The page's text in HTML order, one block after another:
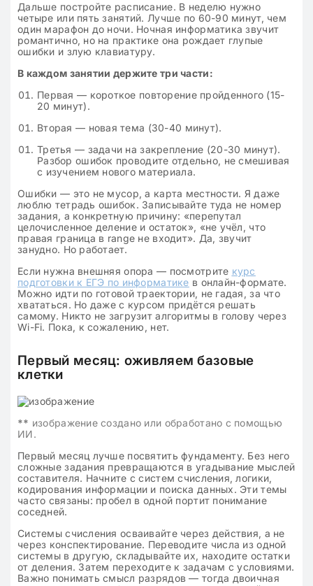
Дальше постройте расписание. В неделю нужно
четыре или пять занятий. Лучше по 60-90 минут, чем
один марафон до ночи. Ночная информатика звучит
романтично, но на практике она рождает глупые
ошибки и злую клавиатуру.
В каждом занятии держите три части:
Первая — короткое повторение пройденного (15-
20 минут).
Вторая — новая тема (30-40 минут).
Третья — задачи на закрепление (20-30 минут).
Разбор ошибок проводите отдельно, не смешивая
с изучением нового материала.
Ошибки — это не мусор, а карта местности. Я даже
люблю тетрадь ошибок. Записывайте туда не номер
задания, а конкретную причину: «перепутал
целочисленное деление и остаток», «не учёл, что
правая граница в range не входит». Да, звучит
занудно. Но работает.
Если нужна внешняя опора — посмотрите курс
подготовки к ЕГЭ по информатике в онлайн-формате.
Можно идти по готовой траектории, не гадая, за что
хвататься. Но даже с курсом придётся решать
самому. Никто не загрузит алгоритмы в голову через
Wi-Fi. Пока, к сожалению, нет.
Первый месяц: оживляем базовые
клетки
** изображение создано или обработано с помощью
ИИ.
Первый месяц лучше посвятить фундаменту. Без него
сложные задания превращаются в угадывание мыслей
составителя. Начните с систем счисления, логики,
кодирования информации и поиска данных. Эти темы
часто связаны: пробел в одной портит понимание
соседней.
Системы счисления осваивайте через действия, а не
через конспектирование. Переводите числа из одной
системы в другую, складывайте их, находите остатки
от деления. Затем переходите к задачам с условиями.
Важно понимать смысл разрядов — тогда двоичная